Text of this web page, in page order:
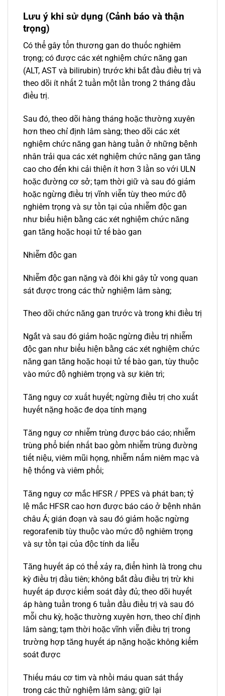
Lưu ý khi sử dụng (Cảnh báo và thận
trọng)
Có thể gây tổn thương gan do thuốc nghiêm
trọng; có được các xét nghiệm chức năng gan
(ALT, AST và bilirubin) trước khi bắt đầu điều trị và
theo dõi ít ​​nhất 2 tuần một lần trong 2 tháng đầu
điều trị.
Sau đó, theo dõi hàng tháng hoặc thường xuyên
hơn theo chỉ định lâm sàng; theo dõi các xét
nghiệm chức năng gan hàng tuần ở những bệnh
nhân trải qua các xét nghiệm chức năng gan tăng
cao cho đến khi cải thiện ít hơn 3 lần so với ULN
hoặc đường cơ sở; tạm thời giữ và sau đó giảm
hoặc ngừng điều trị vĩnh viễn tùy theo mức độ
nghiêm trọng và sự tồn tại của nhiễm độc gan
như biểu hiện bằng các xét nghiệm chức năng
gan tăng hoặc hoại tử tế bào gan
Nhiễm độc gan
Nhiễm độc gan nặng và đôi khi gây tử vong quan
sát được trong các thử nghiệm lâm sàng;
Theo dõi chức năng gan trước và trong khi điều trị
Ngắt và sau đó giảm hoặc ngừng điều trị nhiễm
độc gan như biểu hiện bằng các xét nghiệm chức
năng gan tăng hoặc hoại tử tế bào gan, tùy thuộc
vào mức độ nghiêm trọng và sự kiên trì;
Tăng nguy cơ xuất huyết; ngừng điều trị cho xuất
huyết nặng hoặc đe dọa tính mạng
Tăng nguy cơ nhiễm trùng được báo cáo; nhiễm
trùng phổ biến nhất bao gồm nhiễm trùng đường
tiết niệu, viêm mũi họng, nhiễm nấm niêm mạc và
hệ thống và viêm phổi;
Tăng nguy cơ mắc HFSR / PPES và phát ban; tỷ
lệ mắc HFSR cao hơn được báo cáo ở bệnh nhân
châu Á; gián đoạn và sau đó giảm hoặc ngừng
regorafenib tùy thuộc vào mức độ nghiêm trọng
và sự tồn tại của độc tính da liễu
Tăng huyết áp có thể xảy ra, điển hình là trong chu
kỳ điều trị đầu tiên; không bắt đầu điều trị trừ khi
huyết áp được kiểm soát đầy đủ; theo dõi huyết
áp hàng tuần trong 6 tuần đầu điều trị và sau đó
mỗi chu kỳ, hoặc thường xuyên hơn, theo chỉ định
lâm sàng; tạm thời hoặc vĩnh viễn điều trị trong
trường hợp tăng huyết áp nặng hoặc không kiểm
soát được
Thiếu máu cơ tim và nhồi máu quan sát thấy
trong các thử nghiệm lâm sàng; giữ lại